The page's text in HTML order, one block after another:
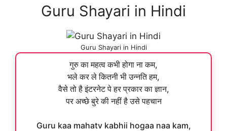
Guru Shayari in Hindi
Guru Shayari in Hindi
गुरु का महत्व कभी होगा ना कम,
भले कर ले कितनी भी उन्नति हम,
वैसे तो है इंटरनेट पे हर प्रकार का ज्ञान,
पर अच्छे बुरे की नहीं है उसे पहचान
Guru kaa mahatv kabhii hogaa naa kam,